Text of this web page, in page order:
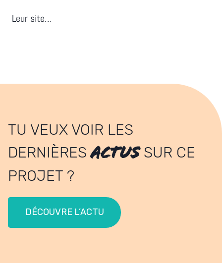
Leur site…
TU VEUX VOIR LES
DERNIÈRESACTUSSUR CE
PROJET ?
DÉCOUVRE L’ACTU